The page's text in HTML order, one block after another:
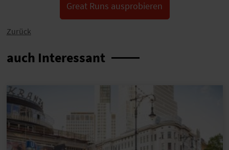
Great Runs ausprobieren
Zurück
auch Interessant